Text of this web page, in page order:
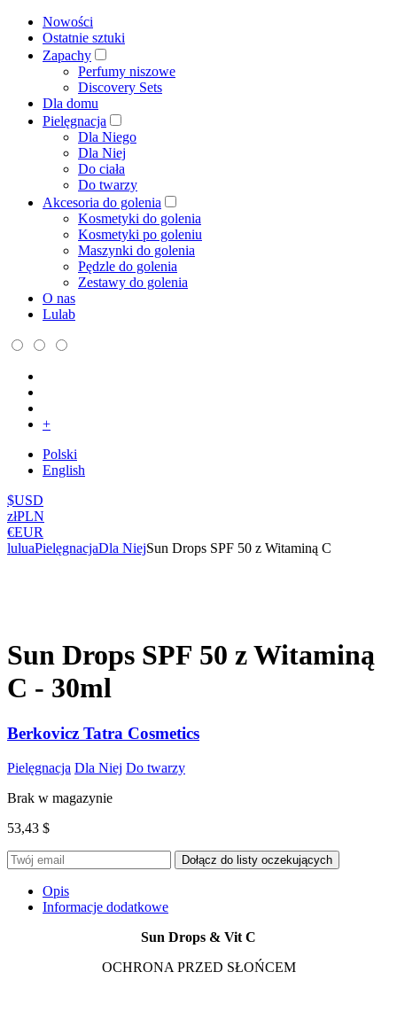
Nowości
Ostatnie sztuki
Zapachy
Perfumy niszowe
Discovery Sets
Dla domu
Pielęgnacja
Dla Niego
Dla Niej
Do ciała
Do twarzy
Akcesoria do golenia
Kosmetyki do golenia
Kosmetyki po goleniu
Maszynki do golenia
Pędzle do golenia
Zestawy do golenia
O nas
Lulab
+
Polski
English
$USD
złPLN
€EUR
luluaPielęgnacjaDla NiejSun Drops SPF 50 z Witaminą C
Sun Drops SPF 50 z Witaminą
C - 30ml
Berkovicz Tatra Cosmetics
Pielęgnacja Dla Niej Do twarzy
Brak w magazynie
53,43 $
Opis
Informacje dodatkowe
Sun Drops & Vit C
OCHRONA PRZED SŁOŃCEM